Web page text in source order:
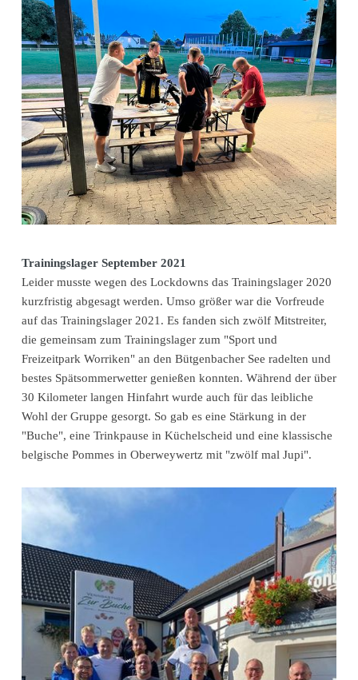
Trainingslager September 2021
Leider musste wegen des Lockdowns das Trainingslager 2020
kurzfristig abgesagt werden. Umso größer war die Vorfreude
auf das Trainingslager 2021. Es fanden sich zwölf Mitstreiter,
die gemeinsam zum Trainingslager zum "Sport und
Freizeitpark Worriken" an den Bütgenbacher See radelten und
bestes Spätsommerwetter genießen konnten. Während der über
30 Kilometer langen Hinfahrt wurde auch für das leibliche
Wohl der Gruppe gesorgt. So gab es eine Stärkung in der
"Buche", eine Trinkpause in Küchelscheid und eine klassische
belgische Pommes in Oberweywertz mit "zwölf mal Jupi".